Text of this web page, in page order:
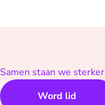
Samen staan we sterker
Word lid